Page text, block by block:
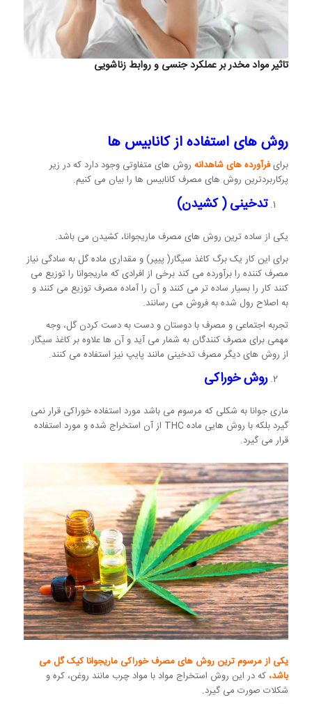
تاثیر مواد مخدر بر عملکرد جنسی و روابط زناشویی
روش های استفاده از کانابیس ها
برایفرآورده های شاهدانهروش های متفاوتی وجود دارد که در زیر
پرکاربردترین روش های مصرف کانابیس ها را بیان می کنیم.
تدخینی ( کشیدن)
یکی از ساده ترین روش های مصرف ماریجوانا، کشیدن می باشد.
برای این کار یک برگ کاغذ سیگار( پیپر) و مقداری ماده گل به سادگی نیاز
مصرف کننده را برآورده می کند برخی از افرادی که ماریجوانا را توزیع می
کنند کار را بسیار ساده تر می کنند و آن را آماده مصرف توزیع می کنند و
به اصلاح رول شده به فروش می رسانند.
تجربه اجتماعی و مصرف با دوستان و دست به دست کردن گل، وجه
مهمی برای مصرف کنندگان به شمار می آید و آن ها علاوه بر کاغذ سیگار
از روش های دیگر مصرف تدخینی مانند پایپ نیز استفاده می کنند.
روش خوراکی
ماری جوانا به شکلی که مرسوم می باشد مورد استفاده خوراکی قرار نمی
گیرد بلکه با روش هایی ماده THC از آن استخراج شده و مورد استفاده
قرار می گیرد.
یکی از مرسوم ترین روش های مصرف خوراکی ماریجوانا کیک گل می
باشد، که در این روش استخراج مواد با مواد چرب مانند روغن، کره و
شکلات صورت می گیرد.